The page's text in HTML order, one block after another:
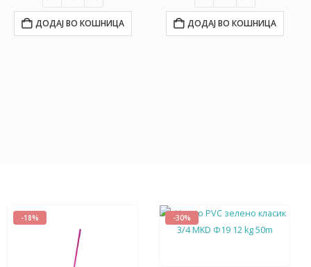
ДОДАЈ ВО КОШНИЦА ДОДАЈ ВО КОШНИЦА
-18% -30%